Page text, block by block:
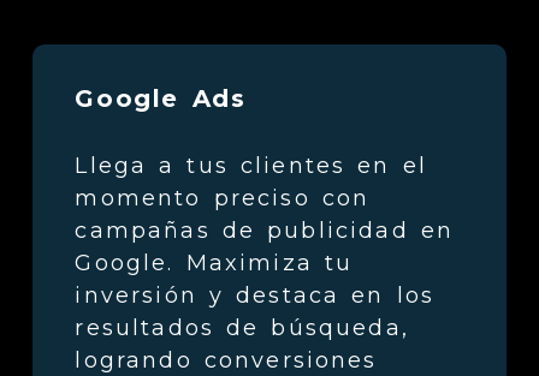
Google Ads
Llega a tus clientes en el
momento preciso con
campañas de publicidad en
Google. Maximiza tu
inversión y destaca en los
resultados de búsqueda,
logrando conversiones